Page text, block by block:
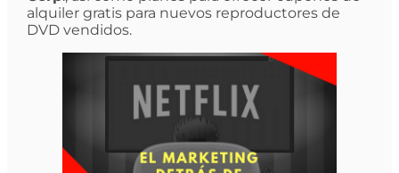
alquiler gratis para nuevos reproductores de
DVD vendidos.